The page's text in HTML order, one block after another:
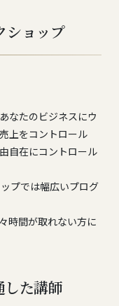
ショップ
なたのビジネスにウ
上をコントロール
自在にコントロール
プでは幅広いプログ
時間が取れない方に
した講師